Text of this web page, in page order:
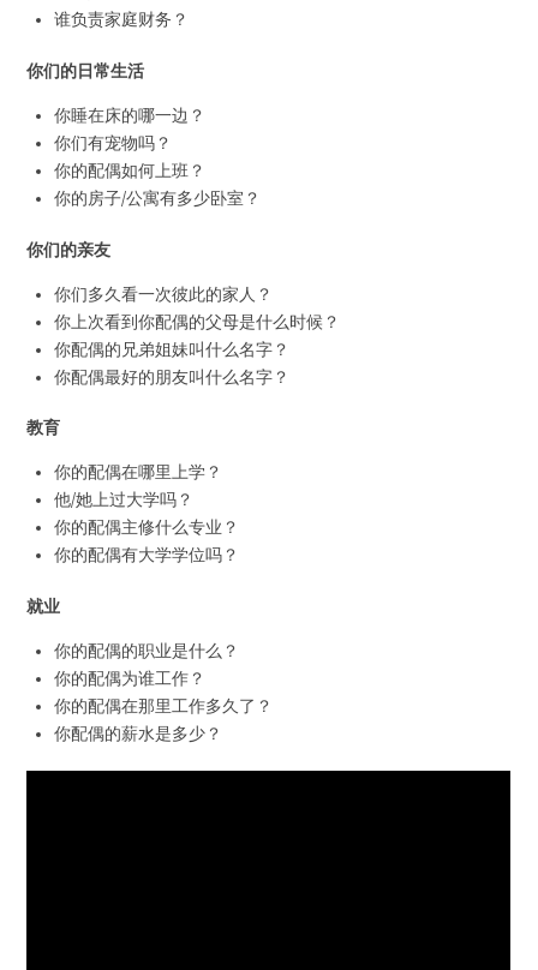
谁负责家庭财务？
你们的日常生活
你睡在床的哪一边？
你们有宠物吗？
你的配偶如何上班？
你的房子/公寓有多少卧室？
你们的亲友
你们多久看一次彼此的家人？
你上次看到你配偶的父母是什么时候？
你配偶的兄弟姐妹叫什么名字？
你配偶最好的朋友叫什么名字？
教育
你的配偶在哪里上学？
他/她上过大学吗？
你的配偶主修什么专业？
你的配偶有大学学位吗？
就业
你的配偶的职业是什么？
你的配偶为谁工作？
你的配偶在那里工作多久了？
你配偶的薪水是多少？